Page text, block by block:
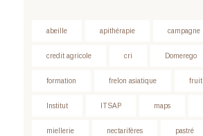
abeille apithérapie campagne
credit agricole cri Domerego
formation frelon asiatique fruit
Institut ITSAP maps
miellerie nectarifères pastré